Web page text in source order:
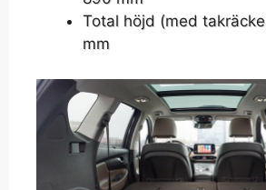
Total höjd (med
mm